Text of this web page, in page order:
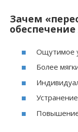
Зачем
Ощутимое
Более